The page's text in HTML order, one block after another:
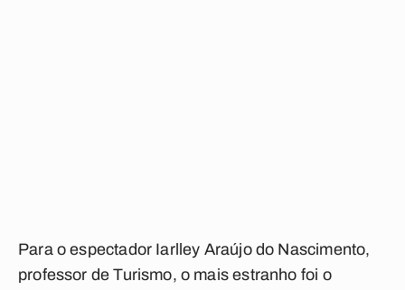
Para o espectador Iarlley Araújo do Nascimento,
professor de Turismo, o mais estranho foi o